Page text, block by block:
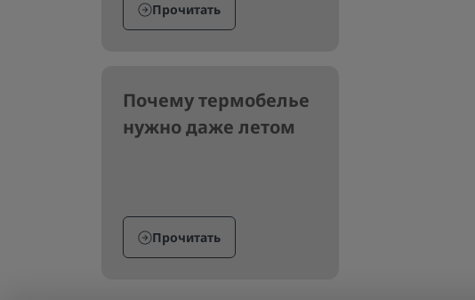
Прочитать
Почему термобелье
нужно даже летом
Прочитать